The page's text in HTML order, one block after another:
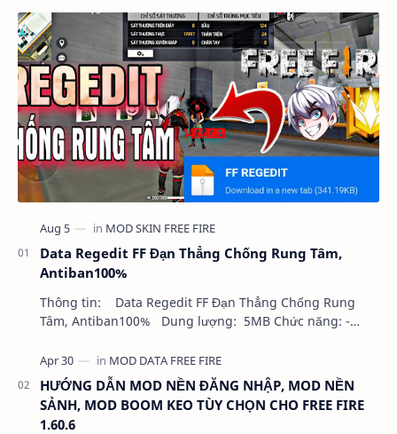
Data Regedit FF Đạn Thẳng Chống Rung Tâm,
Antiban100%
Thông tin: Data Regedit FF Đạn Thẳng Chống Rung
Tâm, Antiban100% Dung lượng: 5MB Chức năng: -
HƯỚNG DẪN MOD NỀN ĐĂNG NHẬP, MOD NỀN
SẢNH, MOD BOOM KEO TÙY CHỌN CHO FREE FIRE
1.60.6